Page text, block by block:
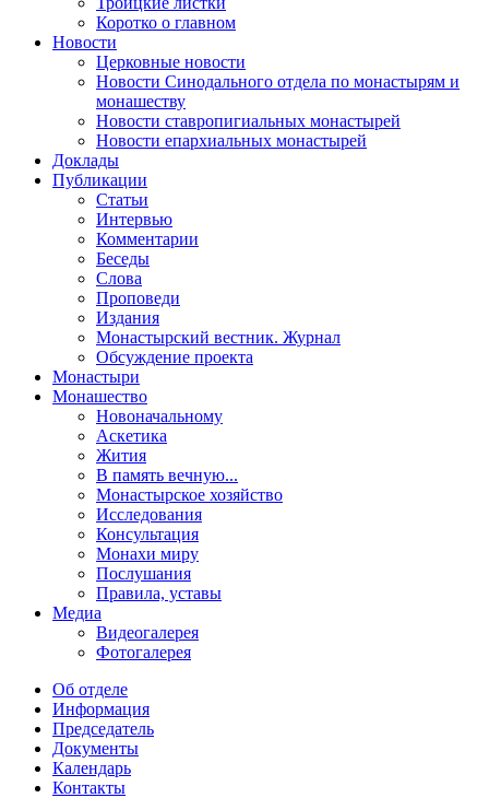
Коротко о главном
Новости
Церковные новости
Новости Синодального отдела по монастырям и
монашеству
Новости ставропигиальных монастырей
Новости епархиальных монастырей
Доклады
Публикации
Статьи
Интервью
Комментарии
Беседы
Слова
Проповеди
Издания
Монастырский вестник. Журнал
Обсуждение проекта
Монастыри
Монашество
Новоначальному
Аскетика
Жития
В память вечную...
Монастырское хозяйство
Исследования
Консультация
Монахи миру
Послушания
Правила, уставы
Медиа
Видеогалерея
Фотогалерея
Об отделе
Информация
Председатель
Документы
Календарь
Контакты